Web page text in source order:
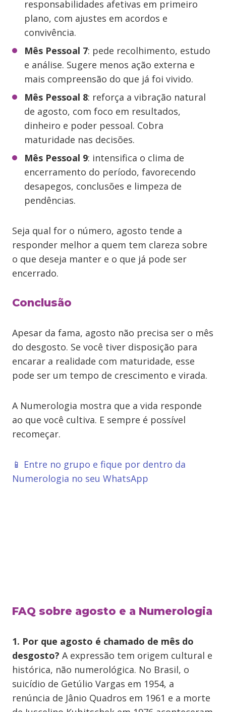
responsabilidades afetivas em primeiro
plano, com ajustes em acordos e
convivência.
Mês Pessoal 7: pede recolhimento, estudo
e análise. Sugere menos ação externa e
mais compreensão do que já foi vivido.
Mês Pessoal 8: reforça a vibração natural
de agosto, com foco em resultados,
dinheiro e poder pessoal. Cobra
maturidade nas decisões.
Mês Pessoal 9: intensifica o clima de
encerramento do período, favorecendo
desapegos, conclusões e limpeza de
pendências.
Seja qual for o número, agosto tende a
responder melhor a quem tem clareza sobre
o que deseja manter e o que já pode ser
encerrado.
Conclusão
Apesar da fama, agosto não precisa ser o mês
do desgosto. Se você tiver disposição para
encarar a realidade com maturidade, esse
pode ser um tempo de crescimento e virada.
A Numerologia mostra que a vida responde
ao que você cultiva. E sempre é possível
recomeçar.
📱 Entre no grupo e fique por dentro da
Numerologia no seu WhatsApp
FAQ sobre agosto e a Numerologia
1. Por que agosto é chamado de mês do
desgosto? A expressão tem origem cultural e
histórica, não numerológica. No Brasil, o
suicídio de Getúlio Vargas em 1954, a
renúncia de Jânio Quadros em 1961 e a morte